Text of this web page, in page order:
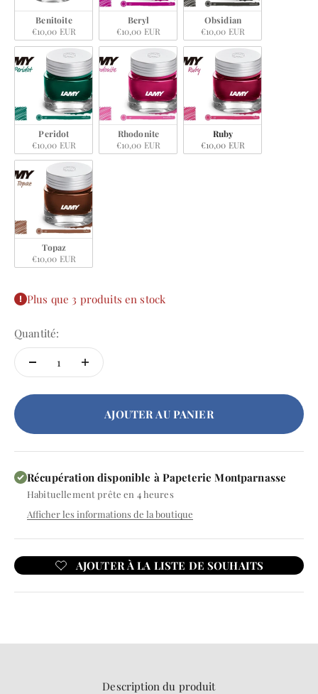
Benitoite
€10,00 EUR
Beryl
€10,00 EUR
Obsidian
€10,00 EUR
Peridot
€10,00 EUR
Rhodonite
€10,00 EUR
Ruby
€10,00 EUR
Topaz
€10,00 EUR
Plus que 3 produits en stock
Quantité:
AJOUTER AU PANIER
Récupération disponible à Papeterie Montparnasse
Habituellement prête en 4 heures
Afficher les informations de la boutique
Description du produit